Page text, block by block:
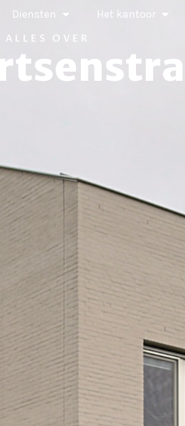
Diensten Het kantoor
ALLES OVER